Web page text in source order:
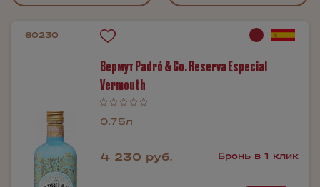
60230
Вермут Padró & Co. Reserva Especial
Vermouth
0.75л
4 230 руб. Бронь в 1 клик